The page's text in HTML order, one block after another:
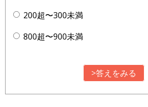
200超〜300未満
800超〜900未満
>答えをみる